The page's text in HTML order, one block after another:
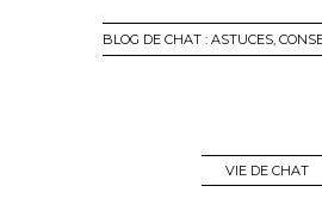
BLOG DE CHAT : ASTUCES,
VIE DE CHAT